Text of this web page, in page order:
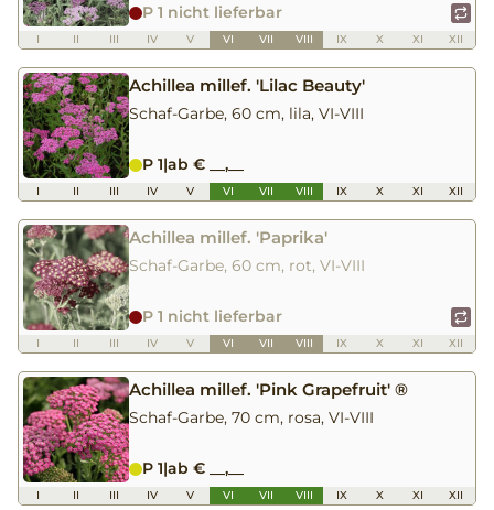
P 1 nicht lieferbar
I II III IV V VI VII VIII IX X XI XII
Achillea millef. 'Lilac Beauty'
Schaf-Garbe, 60 cm, lila, VI-VIII
P 1|ab € __,__
I II III IV V VI VII VIII IX X XI XII
Achillea millef. 'Paprika'
Schaf-Garbe, 60 cm, rot, VI-VIII
P 1 nicht lieferbar
I II III IV V VI VII VIII IX X XI XII
Achillea millef. 'Pink Grapefruit' ®
Schaf-Garbe, 70 cm, rosa, VI-VIII
P 1|ab € __,__
I II III IV V VI VII VIII IX X XI XII